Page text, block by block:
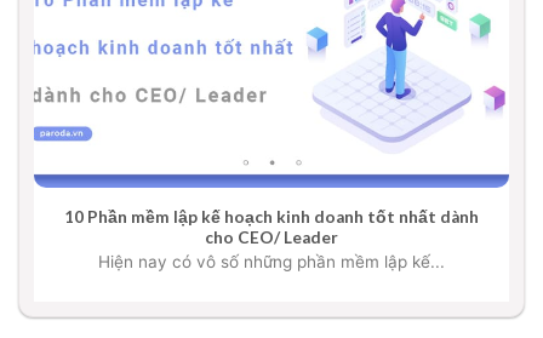
10 Phần mềm lập kế hoạch kinh doanh tốt nhất dành
cho CEO/ Leader
Hiện nay có vô số những phần mềm lập kế...